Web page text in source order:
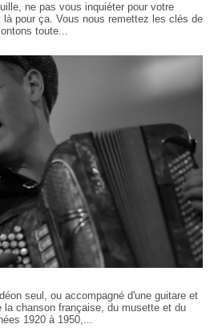
ne pas vous inquiéter pour votre
pour ça. Vous nous remettez les clés de
toute...
seul, ou accompagné d'une guitare et
chanson française, du musette et du
1920 à 1950,...